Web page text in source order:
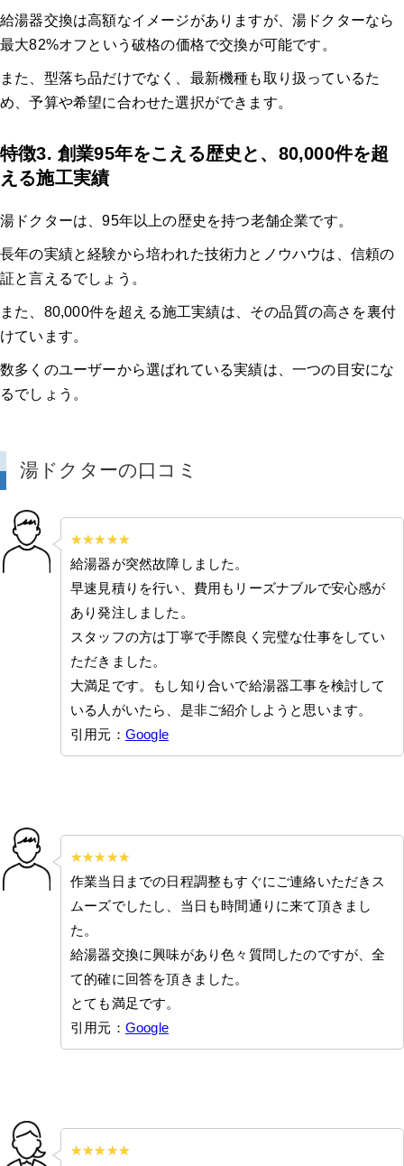
給湯器交換は高額なイメージがありますが、湯ドクターなら
最大82%オフという破格の価格で交換が可能です。
また、型落ち品だけでなく、最新機種も取り扱っているた
め、予算や希望に合わせた選択ができます。
特徴3. 創業95年をこえる歴史と、80,000件を超
える施工実績
湯ドクターは、95年以上の歴史を持つ老舗企業です。
長年の実績と経験から培われた技術力とノウハウは、信頼の
証と言えるでしょう。
また、80,000件を超える施工実績は、その品質の高さを裏付
けています。
数多くのユーザーから選ばれている実績は、一つの目安にな
るでしょう。
湯ドクターの口コミ
給湯器が突然故障しました。
早速見積りを行い、費用もリーズナブルで安心感が
あり発注しました。
スタッフの方は丁寧で手際良く完璧な仕事をしてい
ただきました。
大満足です。もし知り合いで給湯器工事を検討して
いる人がいたら、是非ご紹介しようと思います。
引用元： Google
作業当日までの日程調整もすぐにご連絡いただきス
ムーズでしたし、当日も時間通りに来て頂きまし
た。
給湯器交換に興味があり色々質問したのですが、全
て的確に回答を頂きました。
とても満足です。
引用元： Google